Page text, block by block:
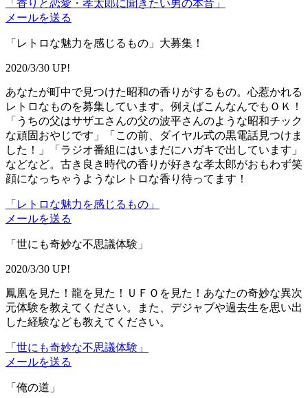
「香りと恋愛・孝太郎に聞きたい男の本音」
メールを送る
「レトロな魅力を感じるもの」大募集！
2020/3/30 UP!
あなたが町中で見つけた昭和の香りがするもの。心惹かれる
レトロなものを募集しています。例えばこんなんでもＯＫ！
「うちの父はサザエさんの父の波平さんのような昭和チック
な頑固おやじです」「この前、ダイヤル式の黒電話見つけま
した！」「ラジオ番組にはいまだにハガキで出しています」
などなど。古き良き時代の香りが好きな孝太郎がおもわず笑
顔になっちゃうようなレトロな香り待ってます！
「レトロな魅力を感じるもの」
メールを送る
「世にも奇妙な不思議体験」
2020/3/30 UP!
鳳凰を見た！龍を見た！ＵＦＯを見た！あなたの奇妙な異次
元体験を教えてください。また、デジャブや過去生を思い出
した経験なども教えてください。
「世にも奇妙な不思議体験」
メールを送る
「俺の道」